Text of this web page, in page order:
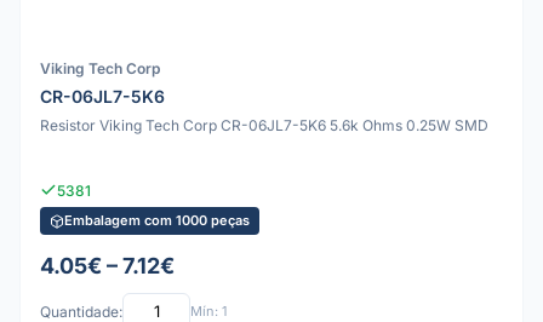
Viking Tech Corp
CR-06JL7-5K6
Resistor Viking Tech Corp CR-06JL7-5K6 5.6k Ohms 0.25W SMD
5381
Embalagem com 1000 peças
4.05€ – 7.12€
Quantidade: Mín: 1